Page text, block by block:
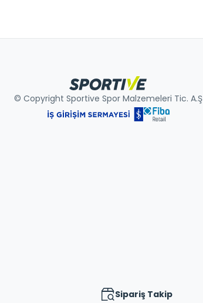
© Copyright Sportive Spor Malzemeleri Tic. A.Ş
Sipariş Takip